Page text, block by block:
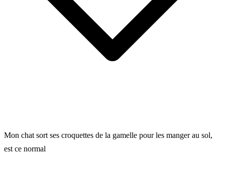
Mon chat sort ses croquettes de la gamelle pour les manger au sol,
est ce normal